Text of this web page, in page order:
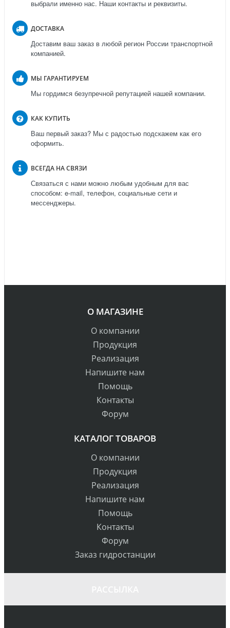
выбрали именно нас. Наши контакты и реквизиты.
ДОСТАВКА
Доставим ваш заказ в любой регион России транспортной
компанией.
МЫ ГАРАНТИРУЕМ
Мы гордимся безупречной репутацией нашей компании.
КАК КУПИТЬ
Ваш первый заказ? Мы с радостью подскажем как его
оформить.
ВСЕГДА НА СВЯЗИ
Связаться с нами можно любым удобным для вас
способом: e-mail, телефон, социальные сети и
мессенджеры.
О МАГАЗИНЕ
О компании
Продукция
Реализация
Напишите нам
Помощь
Контакты
Форум
КАТАЛОГ ТОВАРОВ
О компании
Продукция
Реализация
Напишите нам
Помощь
Контакты
Форум
Заказ гидростанции